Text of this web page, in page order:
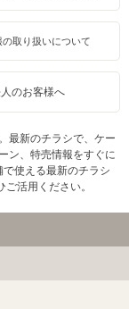
の取り扱いについて
のお客様へ
最新のチラシで、ケー
ン、特売情報をすぐに
使える最新のチラシ
活用ください。